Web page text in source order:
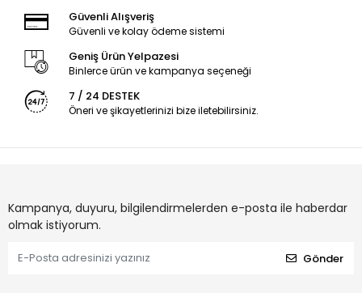
Güvenli Alışveriş
Güvenli ve kolay ödeme sistemi
Geniş Ürün Yelpazesi
Binlerce ürün ve kampanya seçeneği
7 / 24 DESTEK
Öneri ve şikayetlerinizi bize iletebilirsiniz.
Kampanya, duyuru, bilgilendirmelerden e-posta ile haberdar
olmak istiyorum.
Gönder